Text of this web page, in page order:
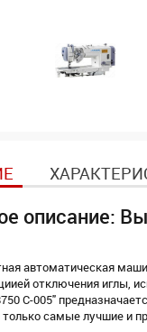
описание:
автоматическая
отключения иглы,
С-005"
самые лучшие и